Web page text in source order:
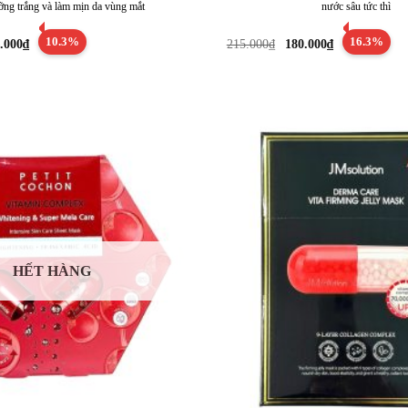
trắng và làm mịn da vùng mắt
₫Giá
hiện
10.3%
nước sâu tức thì
215.000₫
Giá
180.000₫Giá
hiện
16.3%
HẾT HÀNG